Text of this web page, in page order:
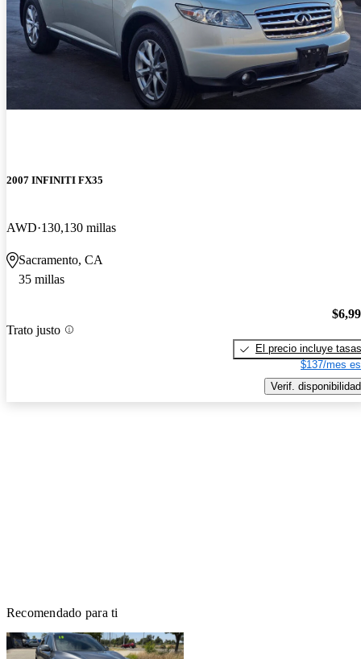
2007 INFINITI FX35
AWD 130,130 millas
Sacramento, CA
35 millas
Trato justo
El precio incluye tasas
$137/mes
Verif. disponibilidad
Recomendado para ti